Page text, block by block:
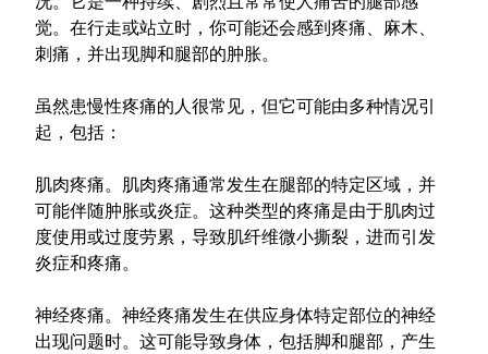
觉。在行走或站立时，你可能还会感到疼痛、麻木、
刺痛，并出现脚和腿部的肿胀。
虽然患慢性疼痛的人很常见，但它可能由多种情况引
起，包括：
肌肉疼痛。肌肉疼痛通常发生在腿部的特定区域，并
可能伴随肿胀或炎症。这种类型的疼痛是由于肌肉过
度使用或过度劳累，导致肌纤维微小撕裂，进而引发
炎症和疼痛。
神经疼痛。神经疼痛发生在供应身体特定部位的神经
出现问题时。这可能导致身体，包括脚和腿部，产生